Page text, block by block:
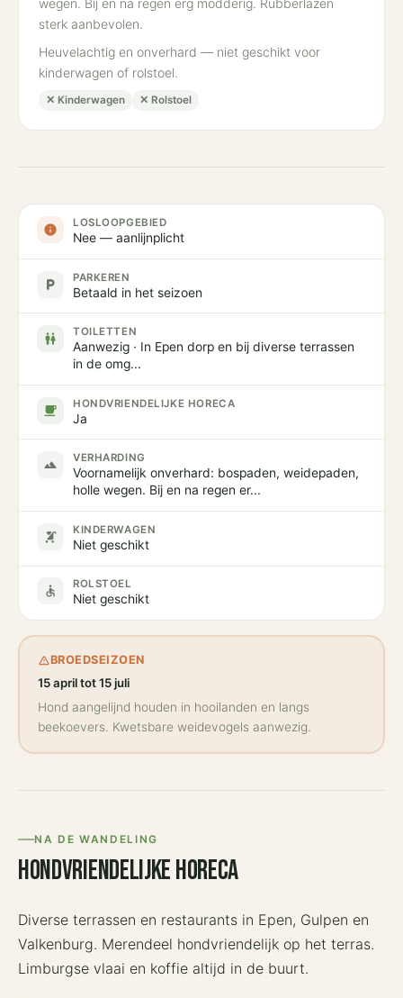
sterk aanbevolen.
Heuvelachtig en onverhard — niet geschikt voor
kinderwagen of rolstoel.
✕ Kinderwagen ✕ Rolstoel
info LOSLOOPGEBIED
Nee — aanlijnplicht
local_parking PARKEREN
Betaald in het seizoen
wc TOILETTEN
Aanwezig · In Epen dorp en bij diverse terrassen
in de omg...
local_cafe HONDVRIENDELIJKE HORECA
Ja
terrain VERHARDING
Voornamelijk onverhard: bospaden, weidepaden,
holle wegen. Bij en na regen er...
stroller KINDERWAGEN
Niet geschikt
accessible ROLSTOEL
Niet geschikt
warning_amberBROEDSEIZOEN
15 april tot 15 juli
Hond aangelijnd houden in hooilanden en langs
beekoevers. Kwetsbare weidevogels aanwezig.
NA DE WANDELING
Hondvriendelijke horeca
Diverse terrassen en restaurants in Epen, Gulpen en
Valkenburg. Merendeel hondvriendelijk op het terras.
Limburgse vlaai en koffie altijd in de buurt.